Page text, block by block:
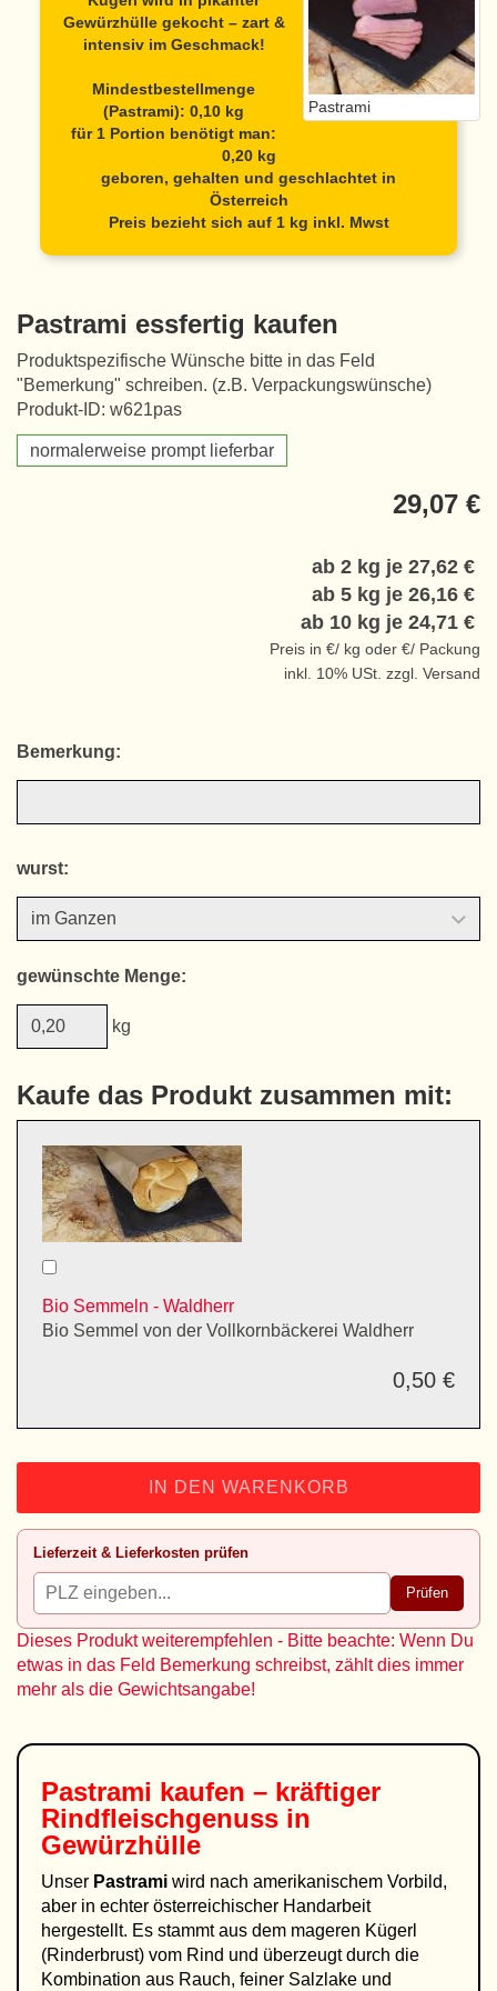
Pastrami
Gewürzhülle gekocht – zart &
intensiv im Geschmack!
Mindestbestellmenge
(Pastrami): 0,10 kg
für 1 Portion benötigt man:
0,20 kg
geboren, gehalten und geschlachtet in
Österreich
Preis bezieht sich auf 1 kg inkl. Mwst
Pastrami essfertig kaufen
Produktspezifische Wünsche bitte in das Feld
"Bemerkung" schreiben. (z.B. Verpackungswünsche)
Produkt-ID: w621pas
normalerweise prompt lieferbar
29,07 €
ab 2 kg je 27,62 €
ab 5 kg je 26,16 €
ab 10 kg je 24,71 €
Preis in €/ kg oder €/ Packung
inkl. 10% USt. zzgl. Versand
Bemerkung:
wurst:
gewünschte Menge:
kg
Kaufe das Produkt zusammen mit:
Bio Semmeln - Waldherr
Bio Semmel von der Vollkornbäckerei Waldherr
0,50 €
IN DEN WARENKORB
Lieferzeit & Lieferkosten prüfen
Prüfen
Dieses Produkt weiterempfehlen - Bitte beachte: Wenn Du
etwas in das Feld Bemerkung schreibst, zählt dies immer
mehr als die Gewichtsangabe!
Pastrami kaufen – kräftiger
Rindfleischgenuss in
Gewürzhülle
Unser Pastrami wird nach amerikanischem Vorbild,
aber in echter österreichischer Handarbeit
hergestellt. Es stammt aus dem mageren Kügerl
(Rinderbrust) vom Rind und überzeugt durch die
Kombination aus Rauch, feiner Salzlake und